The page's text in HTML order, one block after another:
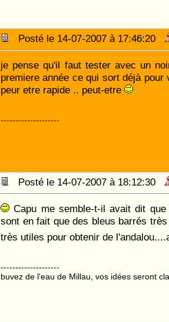
Posté le 14-07-2007 à 17:46:20
je pense qu'il faut tester avec un
premiere année ce qui sort déjà
peur etre rapide .. peut-etre
--------------------
Posté le 14-07-2007 à 18:12:30
Capu me semble-t-il avait dit
sont en fait que des bleus barrés
très utiles pour obtenir de
--------------------
buvez de l'eau de Millau, vos idées seront